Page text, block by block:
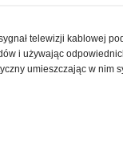
telewizji kablowej
i używając
umieszczając w nim